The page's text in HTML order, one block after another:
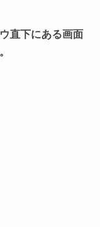
直下にある画面